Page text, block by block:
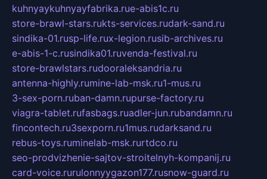
kuhnyaykuhnyayfabrika.rue-abis1c.ru
store-brawl-stars.rukts-services.rudark-sand.ru
sindika-01.rusp-life.rux-legion.rusib-archives.ru
e-abis-1-c.rusindika01.ruvenda-festival.ru
store-brawlstars.rudooraleksandria.ru
antenna-highly.rumine-lab-msk.ru1-mus.ru
3-sex-porn.ruban-damn.rupurse-factory.ru
viagra-tablet.rufasbags.ruadler-jun.rubandamn.ru
fincontech.ru3sexporn.ru1mus.rudarksand.ru
rebus-toys.ruminelab-msk.rurtdco.ru
seo-prodvizhenie-sajtov-stroitelnyh-kompanij.ru
card-voice.rurulonnyygazon177.rusnow-guard.ru